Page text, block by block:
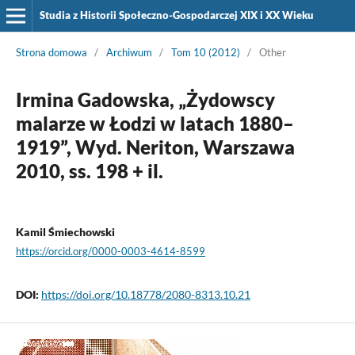
Studia z Historii Społeczno-Gospodarczej XIX i XX Wieku
Strona domowa / Archiwum / Tom 10 (2012) / Other
Irmina Gadowska, „Żydowscy
malarze w Łodzi w latach 1880–
1919”, Wyd. Neriton, Warszawa
2010, ss. 198 + il.
Kamil Śmiechowski
https://orcid.org/0000-0003-4614-8599
DOI: https://doi.org/10.18778/2080-8313.10.21